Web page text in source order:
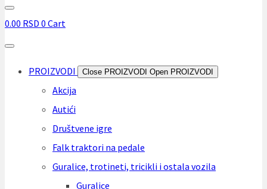
0.00 RSD 0 Cart
PROIZVODI Close PROIZVODI Open PROIZVODI
Akcija
Autići
Društvene igre
Falk traktori na pedale
Guralice, trotineti, tricikli i ostala vozila
Guralice